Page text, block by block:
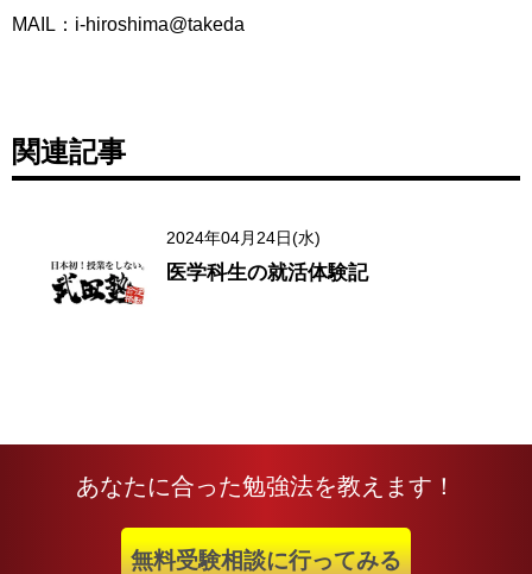
MAIL：i-hiroshima@takeda
関連記事
2024年04月24日(水)
医学科生の就活体験記
あなたに合った勉強法を教えます！
無料受験相談に行ってみる